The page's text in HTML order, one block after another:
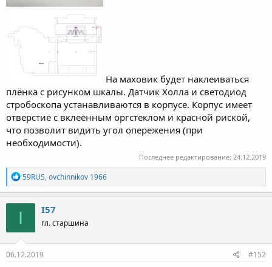
На маховик будет наклеиваться
плёнка с рисунком шкалы. Датчик Холла и светодиод
стробоскопа устанавливаются в корпусе. Корпус имеет
отверстие с вклеенным оргстеклом и красной риской,
что позволит видить угол опережения (при
необходимости).
Последнее редактирование: 24.12.2019
Р
е
а
к
и
:
59RUS,ovchinnikov 1966
I I57
гл. старшина
06.12.2019 #152